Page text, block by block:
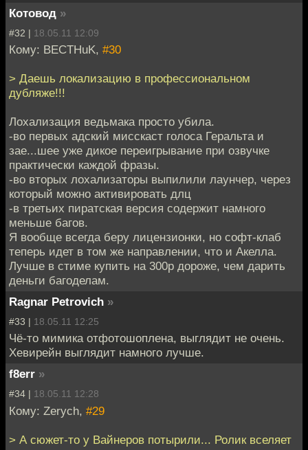
Котовод »
#32 | 18.05.11 12:09
Кому: BECTHuK, #30
> Даешь локализацию в профессиональном
дубляже!!!
Лохализация ведьмака просто убила.
-во первых адский мисскаст голоса Геральта и
зае...шее уже дикое переигрывание при озвучке
практически каждой фразы.
-во вторых лохализаторы выпилили лаунчер, через
который можно активировать длц
-в третьих пиратская версия содержит намного
меньше багов.
Я вообще всегда беру лицензионки, но софт-клаб
теперь идет в том же направлении, что и Акелла.
Лучше в стиме купить на 300р дороже, чем дарить
деньги багоделам.
Ragnar Petrovich »
#33 | 18.05.11 12:25
Чё-то мимика отфотошоплена, выглядит не очень.
Хевирейн выглядит намного лучше.
f8err »
#34 | 18.05.11 12:28
Кому: Zerych, #29
> А сюжет-то у Вайнеров потырили... Ролик вселяет